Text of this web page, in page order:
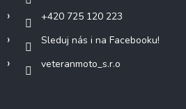
+420 725 120 223
Sleduj nás i na Facebooku!
veteranmoto_s.r.o